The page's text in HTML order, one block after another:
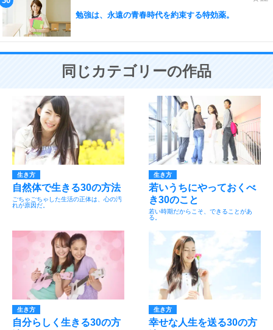
勉強は、永遠の青春時代を約束する特効薬。
同じカテゴリーの作品
生き方
自然体で生きる30の方法
ごちゃごちゃした生活の正体は、心の汚
れが原因だ。
生き方
若いうちにやっておくべ
き30のこと
若い時期だからこそ、できることがあ
る。
生き方
自分らしく生きる30の方
生き方
幸せな人生を送る30の方